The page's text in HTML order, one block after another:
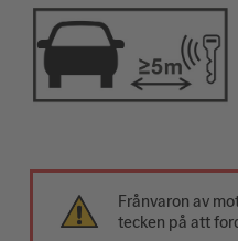
Frånvaron av
tecken på att